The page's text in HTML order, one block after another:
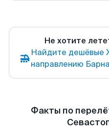
Не хотите
Найдите дешёвые
направлению
Факты по